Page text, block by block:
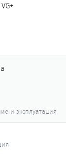
и эксплуатация